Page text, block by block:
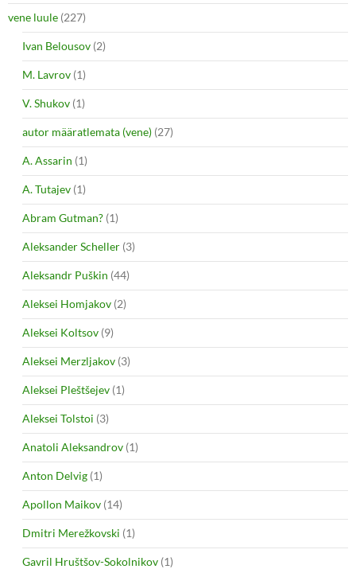
vene luule (227)
Ivan Belousov (2)
M. Lavrov (1)
V. Shukov (1)
autor määratlemata (vene) (27)
A. Assarin (1)
A. Tutajev (1)
Abram Gutman? (1)
Aleksander Scheller (3)
Aleksandr Puškin (44)
Aleksei Homjakov (2)
Aleksei Koltsov (9)
Aleksei Merzljakov (3)
Aleksei Pleštšejev (1)
Aleksei Tolstoi (3)
Anatoli Aleksandrov (1)
Anton Delvig (1)
Apollon Maikov (14)
Dmitri Merežkovski (1)
Gavril Hruštšov-Sokolnikov (1)